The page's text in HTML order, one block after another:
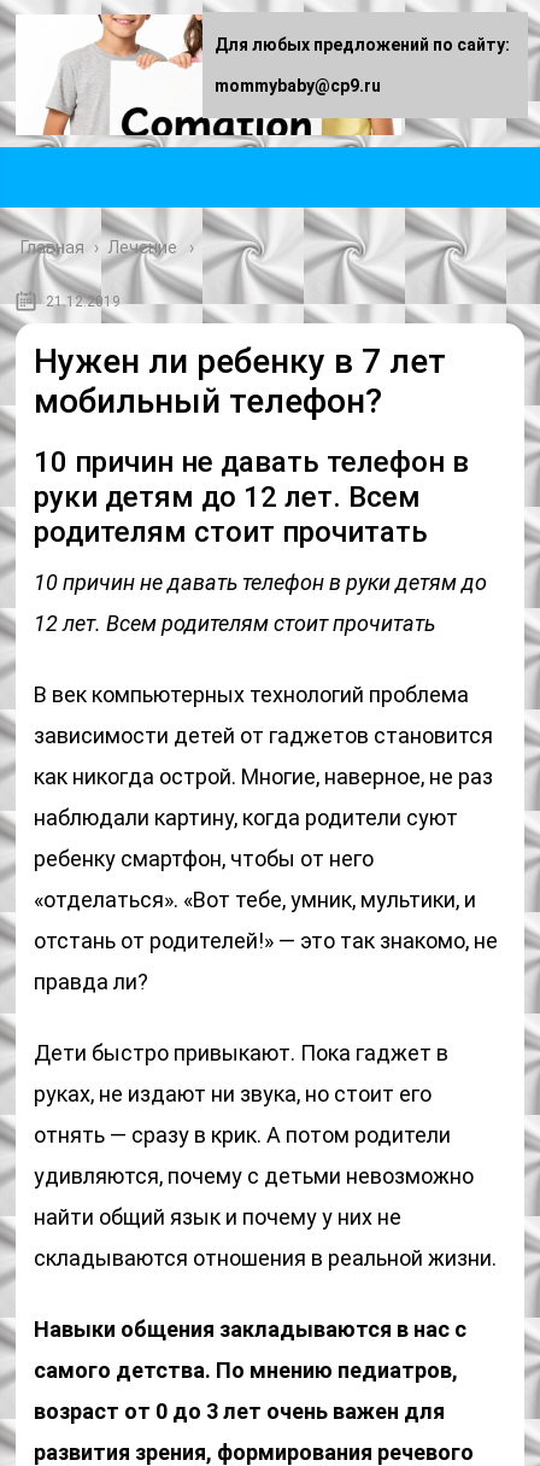
Главная › Лечение
21.12.2019
Нужен ли ребенку в 7 лет
мобильный телефон?
10 причин не давать телефон в
руки детям до 12 лет. Всем
родителям стоит прочитать
10 причин не давать телефон в руки детям до
12 лет. Всем родителям стоит прочитать
В век компьютерных технологий проблема
зависимости детей от гаджетов становится
как никогда острой. Многие, наверное, не раз
наблюдали картину, когда родители суют
ребенку смартфон, чтобы от него
«отделаться». «Вот тебе, умник, мультики, и
отстань от родителей!» — это так знакомо, не
правда ли?
Дети быстро привыкают. Пока гаджет в
руках, не издают ни звука, но стоит его
отнять — сразу в крик. А потом родители
удивляются, почему с детьми невозможно
найти общий язык и почему у них не
складываются отношения в реальной жизни.
Навыки общения закладываются в нас с
самого детства. По мнению педиатров,
возраст от 0 до 3 лет очень важен для
развития зрения, формирования речевого
Для любых предложений по сайту:
mommybaby@cp9.ru